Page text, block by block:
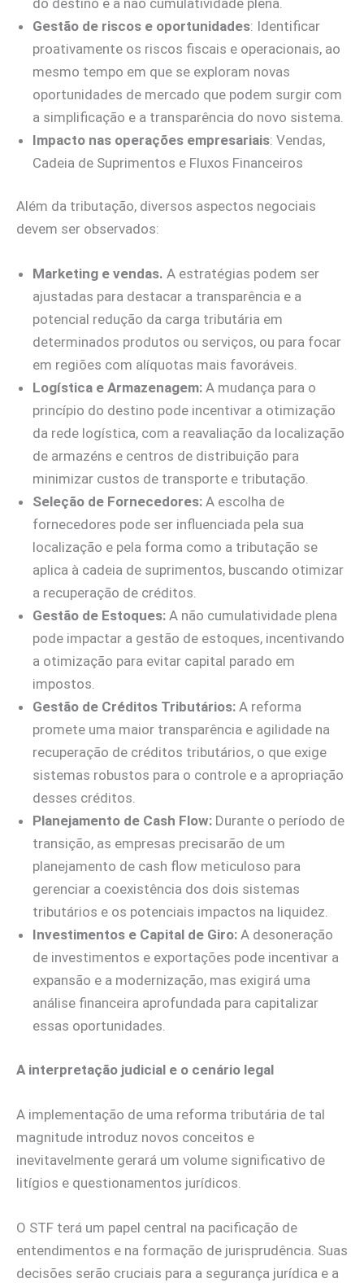
Gestão de riscos e oportunidades: Identificar
proativamente os riscos fiscais e operacionais, ao
mesmo tempo em que se exploram novas
oportunidades de mercado que podem surgir com
a simplificação e a transparência do novo sistema.
Impacto nas operações empresariais: Vendas,
Cadeia de Suprimentos e Fluxos Financeiros
Além da tributação, diversos aspectos negociais
devem ser observados:
Marketing e vendas. A estratégias podem ser
ajustadas para destacar a transparência e a
potencial redução da carga tributária em
determinados produtos ou serviços, ou para focar
em regiões com alíquotas mais favoráveis.
Logística e Armazenagem: A mudança para o
princípio do destino pode incentivar a otimização
da rede logística, com a reavaliação da localização
de armazéns e centros de distribuição para
minimizar custos de transporte e tributação.
Seleção de Fornecedores: A escolha de
fornecedores pode ser influenciada pela sua
localização e pela forma como a tributação se
aplica à cadeia de suprimentos, buscando otimizar
a recuperação de créditos.
Gestão de Estoques: A não cumulatividade plena
pode impactar a gestão de estoques, incentivando
a otimização para evitar capital parado em
impostos.
Gestão de Créditos Tributários: A reforma
promete uma maior transparência e agilidade na
recuperação de créditos tributários, o que exige
sistemas robustos para o controle e a apropriação
desses créditos.
Planejamento de Cash Flow: Durante o período de
transição, as empresas precisarão de um
planejamento de cash flow meticuloso para
gerenciar a coexistência dos dois sistemas
tributários e os potenciais impactos na liquidez.
Investimentos e Capital de Giro: A desoneração
de investimentos e exportações pode incentivar a
expansão e a modernização, mas exigirá uma
análise financeira aprofundada para capitalizar
essas oportunidades.
A interpretação judicial e o cenário legal
A implementação de uma reforma tributária de tal
magnitude introduz novos conceitos e
inevitavelmente gerará um volume significativo de
litígios e questionamentos jurídicos.
O STF terá um papel central na pacificação de
entendimentos e na formação de jurisprudência. Suas
decisões serão cruciais para a segurança jurídica e a